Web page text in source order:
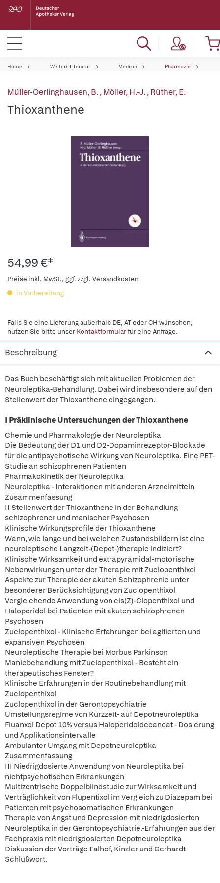
Home Weitere Literatur Medizin Pharmazie
Müller-Oerlinghausen, B.,Möller, H.-J.,Rüther, E.
Thioxanthene
54,99 €*
Preise inkl. MwSt., ggf. zzgl. Versandkosten
in Vorbereitung
Falls Sie eine Lieferung außerhalb DE, AT oder CH wünschen,
nutzen Sie bitte unser Kontaktformularfür eine Anfrage.
Beschreibung
Das Buch beschäftigt sich mit aktuellen Problemen der
Neuroleptika-Behandlung. Dabei wird insbesondere auf den
Stellenwert der Thioxanthene eingegangen.
I Präklinische Untersuchungen der Thioxanthene
Chemie und Pharmakologie der Neuroleptika
Die Bedeutung der D1 und D2-Dopaminrezeptor-Blockade
für die antipsychotische Wirkung von Neuroleptika. Eine PET-
Studie an schizophrenen Patienten
Pharmakokinetik der Neuroleptika
Neuroleptika - Interaktionen mit anderen Arzneimitteln
Zusammenfassung
II Stellenwert der Thioxanthene in der Behandlung
schizophrener und manischer Psychosen
Klinische Wirkungsprofile der Thioxanthene
Wann, wie lange und bei welchen Zustandsbildern ist eine
neuroleptische Langzeit-(Depot-)therapie indiziert?
Klinische Wirksamkeit und extrapyramidal-motorische
Nebenwirkungen unter der Therapie mit Zuclopenthixol
Aspekte zur Therapie der akuten Schizophrenie unter
besonderer Berücksichtigung von Zuclopenthixol
Vergleichende Anwendung von cis(Z)-Clopenthixol und
Haloperidol bei Patienten mit akuten schizophrenen
Psychosen
Zuclopenthixol - Klinische Erfahrungen bei agitierten und
expansiven Psychosen
Neuroleptische Therapie bei Morbus Parkinson
Maniebehandlung mit Zuclopenthixol - Besteht ein
therapeutisches Fenster?
Klinische Erfahrungen in der Routinebehandlung mit
Zuclopenthixol
Zuclopenthixol in der Gerontopsychiatrie
Umstellungsregime von Kurzzeit- auf Depotneuroleptika
Fluanxol Depot 10% versus Haloperidoldecanoat - Dosierung
und Applikationsintervalle
Ambulanter Umgang mit Depotneuroleptika
Zusammenfassung
III Niedrigdosierte Anwendung von Neuroleptika bei
nichtpsychotischen Erkrankungen
Multizentrische Doppelblindstudie zur Wirksamkeit und
Verträglichkeit von Flupentixol im Vergleich zu Diazepam bei
Patienten mit psychosomatischen Erkrankungen
Therapie von Angst und Depression mit niedrigdosierten
Neuroleptika in der Gerontopsychiatrie.-Erfahrungen aus der
Fachpraxis mit niedrigdosierten Depotneuroleptika
Diskussion der Vorträge Falhof, Kinzler und Gerhardt
Schlußwort.